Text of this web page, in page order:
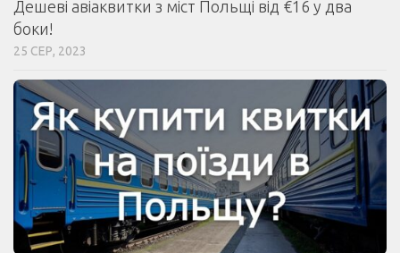
Дешеві авіаквитки з міст Польщі від €16 у два
боки!
25 СЕР, 2023